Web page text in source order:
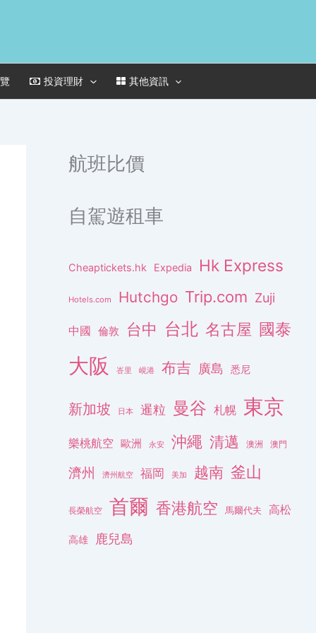
投資理財 其他資訊
航班比價
自駕遊租車
Cheaptickets.hk Expedia Hk Express
Hotels.com Hutchgo Trip.com Zuji
中國 倫敦 台中 台北 名古屋 國泰
大阪 峇里 峴港 布吉 廣島 悉尼
新加坡 日本 暹粒 曼谷 札幌 東京
樂桃航空 歐洲 永安 沖繩 清邁 澳洲 澳門
濟州 濟州航空 福岡 美加 越南 釜山
長榮航空 首爾 香港航空 馬爾代夫 高松
高雄 鹿兒島